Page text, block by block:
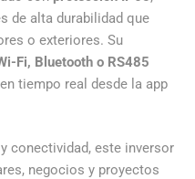
de alta durabilidad que
o exteriores. Su
Fi, Bluetooth o RS485
tiempo real desde la app
conectividad, este inversor
negocios y proyectos